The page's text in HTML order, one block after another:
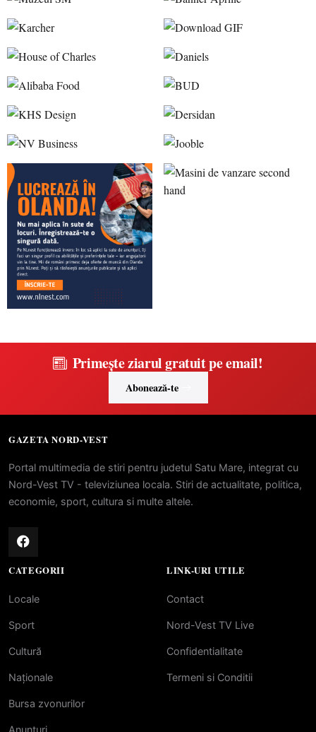
Primește ziarul gratuit pe email!
Abonează-te
GAZETA NORD-VEST
Portal multimedia de stiri pentru judetul Satu Mare, integrat cu
Nord-Vest TV - televiziunea locala. Stiri de actualitate, politica,
economie, sport, cultura si multe altele.
CATEGORII
Locale
Sport
Cultură
Naționale
Bursa zvonurilor
Anunțuri
LINK-URI UTILE
Contact
Nord-Vest TV Live
Confidentialitate
Termeni si Conditii